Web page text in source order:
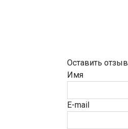
Оставить отзыв
Имя
E-mail